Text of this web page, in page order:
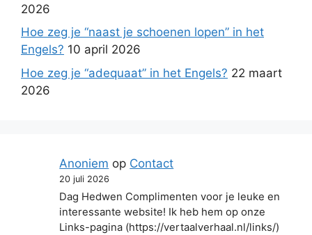
2026
Hoe zeg je “naast je schoenen lopen” in het
Engels? 10 april 2026
Hoe zeg je “adequaat” in het Engels? 22 maart
2026
Anoniem op Contact
20 juli 2026
Dag Hedwen Complimenten voor je leuke en
interessante website! Ik heb hem op onze
Links-pagina (https://vertaalverhaal.nl/links/)